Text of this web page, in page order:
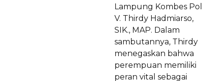
Lampung Kombes Pol
V. Thirdy Hadmiarso,
SIK., MAP. Dalam
sambutannya, Thirdy
menegaskan bahwa
perempuan memiliki
peran vital sebagai